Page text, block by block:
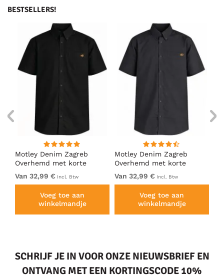
BESTSELLERS!
Motley Denim Zagreb
Overhemd met korte
mouw Zwart
Van 32,99 € Incl. Btw
Voeg toe aan
winkelmandje
Motley Denim Zagreb
Overhemd met korte
mouw Antraciet
Van 32,99 € Incl. Btw
Voeg toe aan
winkelmandje
SCHRIJF JE IN VOOR ONZE NIEUWSBRIEF EN
ONTVANG MET EEN KORTINGSCODE 10%